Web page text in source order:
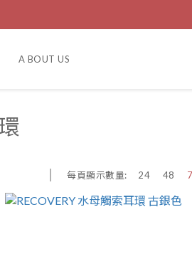
A BOUT US
每頁顯示數量: 24 48